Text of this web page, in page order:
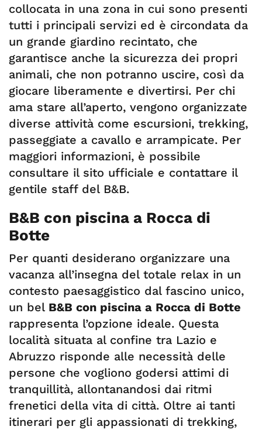
collocata in una zona in cui sono presenti
tutti i principali servizi ed è circondata da
un grande giardino recintato, che
garantisce anche la sicurezza dei propri
animali, che non potranno uscire, così da
giocare liberamente e divertirsi. Per chi
ama stare all’aperto, vengono organizzate
diverse attività come escursioni, trekking,
passeggiate a cavallo e arrampicate. Per
maggiori informazioni, è possibile
consultare il sito ufficiale e contattare il
gentile staff del B&B.
B&B con piscina a Rocca di
Botte
Per quanti desiderano organizzare una
vacanza all’insegna del totale relax in un
contesto paesaggistico dal fascino unico,
un bel B&B con piscina a Rocca di Botte
rappresenta l’opzione ideale. Questa
località situata al confine tra Lazio e
Abruzzo risponde alle necessità delle
persone che vogliono godersi attimi di
tranquillità, allontanandosi dai ritmi
frenetici della vita di città. Oltre ai tanti
itinerari per gli appassionati di trekking,